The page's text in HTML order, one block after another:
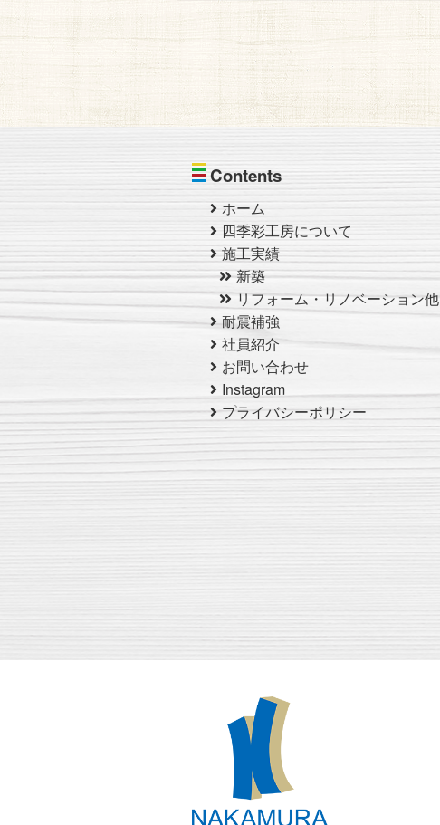
Contents
ホーム
四季彩工房について
施工実績
新築
リフォーム・リノベーション他
耐震補強
社員紹介
お問い合わせ
Instagram
プライバシーポリシー